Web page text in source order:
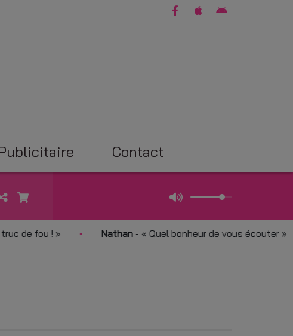
Contact
! Nathan Quel bonheur de vous écouter